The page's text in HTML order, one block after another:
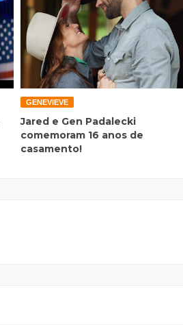
GENEVIEVE
Jared e Gen Padalecki
comemoram 16 anos de
casamento!